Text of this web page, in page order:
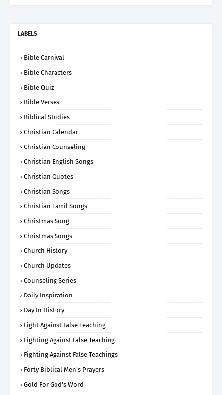
LABELS
Bible Carnival
Bible Characters
Bible Quiz
Bible Verses
Biblical Studies
Christian Calendar
Christian Counseling
Christian English Songs
Christian Quotes
Christian Songs
Christian Tamil Songs
Christmas Song
Christmas Songs
Church History
Church Updates
Counseling Series
Daily Inspiration
Day In History
Fight Against False Teaching
Fighting Against False Teaching
Fighting Against False Teachings
Forty Biblical Men's Prayers
Gold For God's Word